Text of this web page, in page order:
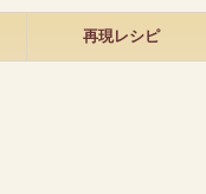
再現レシピ